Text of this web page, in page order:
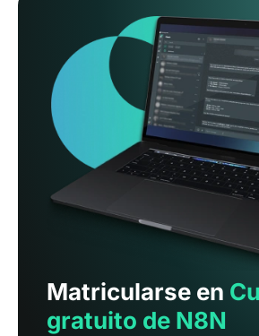
Matricularse en
gratuito de N8N